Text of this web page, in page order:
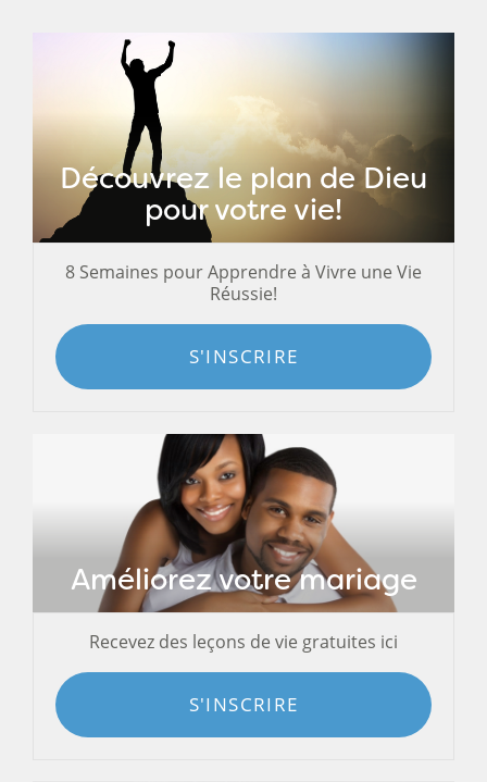
Découvrez le plan de Dieu
pour votre vie!
8 Semaines pour Apprendre à Vivre une Vie
Réussie!
S'INSCRIRE
Améliorez votre mariage
Recevez des leçons de vie gratuites ici
S'INSCRIRE